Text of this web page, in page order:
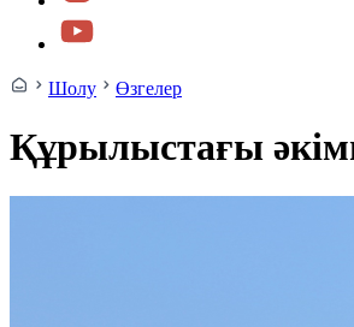
Шолу Өзгелер
Құрылыстағы